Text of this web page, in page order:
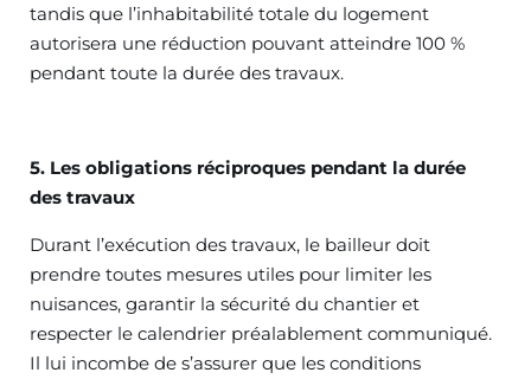
tandis que l’inhabitabilité totale du logement
autorisera une réduction pouvant atteindre 100 %
pendant toute la durée des travaux.
5. Les obligations réciproques pendant la durée
des travaux
Durant l’exécution des travaux, le bailleur doit
prendre toutes mesures utiles pour limiter les
nuisances, garantir la sécurité du chantier et
respecter le calendrier préalablement communiqué.
Il lui incombe de s’assurer que les conditions